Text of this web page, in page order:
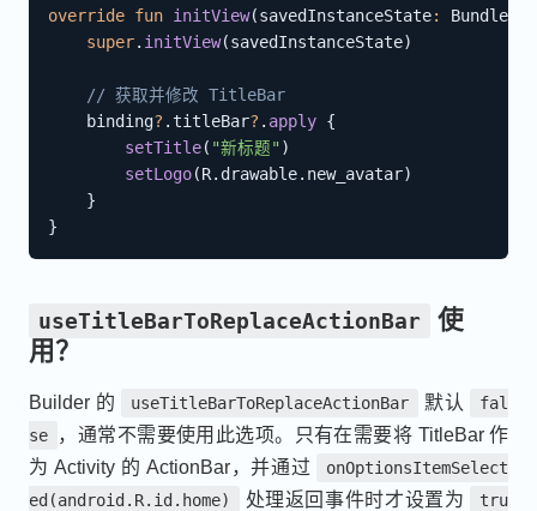
override fun initView(savedInstanceState: Bundle
super. initView(savedInstanceState)
// 获取并修改 TitleBar
    binding
? . titleBar? . apply {
setTitle( "新标题" )
setLogo(R. drawable. new_avatar)
}
}
useTitleBarToReplaceActionBar
使
用？
Builder 的 useTitleBarToReplaceActionBar 默认
fal
se
，通常不需要使用此选项。只有在需要将 TitleBar 作
为 Activity 的 ActionBar，并通过
onOptionsItemSelect
ed(android.R.id.home)
处理返回事件时才设置为
tru